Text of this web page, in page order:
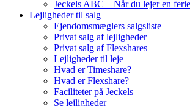
Jeckels ABC – Når du lejer en
Lejligheder til salg
Ejendomsmæglers salgsliste
Privat salg af lejligheder
Privat salg af Flexshares
Lejligheder til leje
Hvad er Timeshare?
Hvad er Flexshare?
Faciliteter på Jeckels
Se lejligheder